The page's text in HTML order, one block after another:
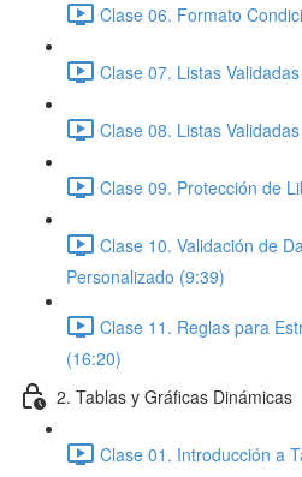
Clase 06. Formato
Clase 07. Listas
Clase 08. Listas
Clase 09. Protección de
Clase 10. Validación de
Personalizado (9:39)
Clase 11. Reglas para
(16:20)
2. Tablas y Gráficas Dinámicas
Clase 01. Introducción a